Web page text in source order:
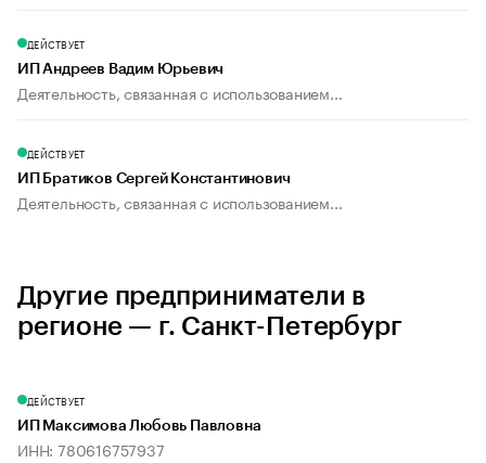
ДЕЙСТВУЕТ
ИП Андреев Вадим Юрьевич
Деятельность, связанная с использованием...
ДЕЙСТВУЕТ
ИП Братиков Сергей Константинович
Деятельность, связанная с использованием...
Другие предприниматели в
регионе — г. Санкт-Петербург
ДЕЙСТВУЕТ
ИП Максимова Любовь Павловна
ИНН: 780616757937